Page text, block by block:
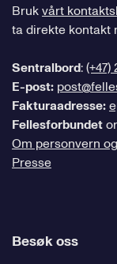
Brukvårt
ta direkte kontakt
Sentralbord:(+47)
E-post:
Fakturaadresse:
Fellesforbundet
Om personvern
Presse
Besøk oss